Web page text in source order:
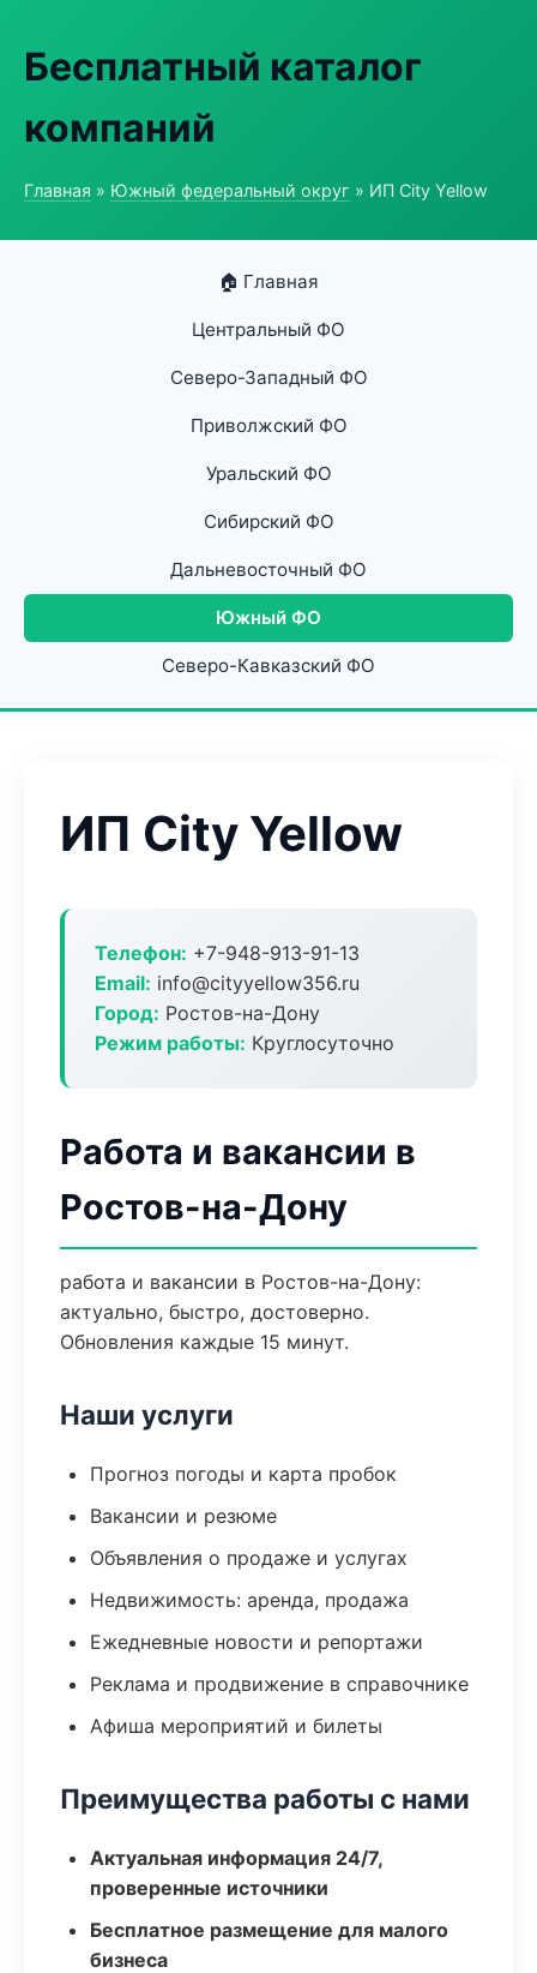
Бесплатный каталог
компаний
Главная » Южный федеральный округ » ИП City Yellow
🏠 Главная
Центральный ФО
Северо-Западный ФО
Приволжский ФО
Уральский ФО
Сибирский ФО
Дальневосточный ФО
Южный ФО
Северо-Кавказский ФО
ИП City Yellow
Телефон: +7-948-913-91-13
Email: info@cityyellow356.ru
Город: Ростов-на-Дону
Режим работы: Круглосуточно
Работа и вакансии в
Ростов-на-Дону
работа и вакансии в Ростов-на-Дону:
актуально, быстро, достоверно.
Обновления каждые 15 минут.
Наши услуги
Прогноз погоды и карта пробок
Вакансии и резюме
Объявления о продаже и услугах
Недвижимость: аренда, продажа
Ежедневные новости и репортажи
Реклама и продвижение в справочнике
Афиша мероприятий и билеты
Преимущества работы с нами
Актуальная информация 24/7,
проверенные источники
Бесплатное размещение для малого
бизнеса